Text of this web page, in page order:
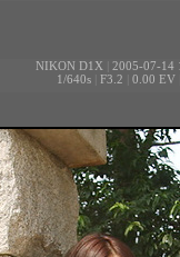
NIKON D1X
2005-07-14
1/640s| F3.2 0.00 EV